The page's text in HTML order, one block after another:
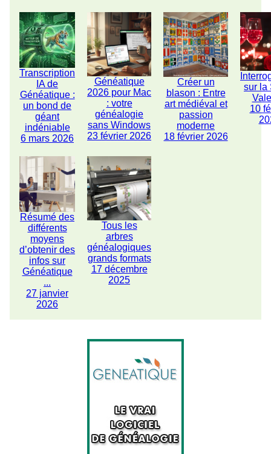
Transcription
IA de
Généatique :
un bond de
géant
indéniable
6 mars 2026
Généatique
2026 pour Mac
: votre
généalogie
sans Windows
23 février 2026
Créer un
blason : Entre
art médiéval et
passion
moderne
18 février 2026
sur la
10
Résumé des
différents
moyens
d’obtenir des
infos sur
Généatique
...
27 janvier
2026
Tous les
arbres
généalogiques
grands formats
17 décembre
2025